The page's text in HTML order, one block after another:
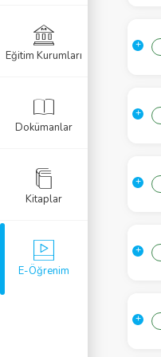
Eğitim Kurumları
Dokümanlar
Kitaplar
E-Öğrenim